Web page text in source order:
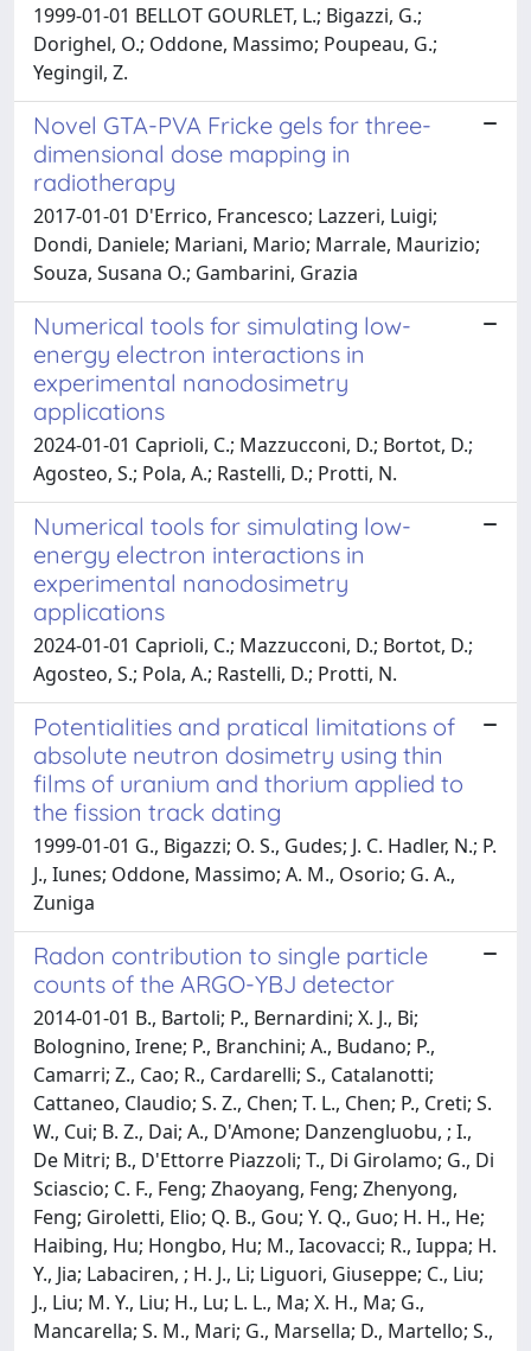
1999-01-01 BELLOT GOURLET, L.; Bigazzi, G.;
Dorighel, O.; Oddone, Massimo; Poupeau, G.;
Yegingil, Z.
Novel GTA-PVA Fricke gels for three-
dimensional dose mapping in
radiotherapy
2017-01-01 D'Errico, Francesco; Lazzeri, Luigi;
Dondi, Daniele; Mariani, Mario; Marrale, Maurizio;
Souza, Susana O.; Gambarini, Grazia
Numerical tools for simulating low-
energy electron interactions in
experimental nanodosimetry
applications
2024-01-01 Caprioli, C.; Mazzucconi, D.; Bortot, D.;
Agosteo, S.; Pola, A.; Rastelli, D.; Protti, N.
Numerical tools for simulating low-
energy electron interactions in
experimental nanodosimetry
applications
2024-01-01 Caprioli, C.; Mazzucconi, D.; Bortot, D.;
Agosteo, S.; Pola, A.; Rastelli, D.; Protti, N.
Potentialities and pratical limitations of
absolute neutron dosimetry using thin
films of uranium and thorium applied to
the fission track dating
1999-01-01 G., Bigazzi; O. S., Gudes; J. C. Hadler, N.; P.
J., Iunes; Oddone, Massimo; A. M., Osorio; G. A.,
Zuniga
Radon contribution to single particle
counts of the ARGO-YBJ detector
2014-01-01 B., Bartoli; P., Bernardini; X. J., Bi;
Bolognino, Irene; P., Branchini; A., Budano; P.,
Camarri; Z., Cao; R., Cardarelli; S., Catalanotti;
Cattaneo, Claudio; S. Z., Chen; T. L., Chen; P., Creti; S.
W., Cui; B. Z., Dai; A., D'Amone; Danzengluobu, ; I.,
De Mitri; B., D'Ettorre Piazzoli; T., Di Girolamo; G., Di
Sciascio; C. F., Feng; Zhaoyang, Feng; Zhenyong,
Feng; Giroletti, Elio; Q. B., Gou; Y. Q., Guo; H. H., He;
Haibing, Hu; Hongbo, Hu; M., Iacovacci; R., Iuppa; H.
Y., Jia; Labaciren, ; H. J., Li; Liguori, Giuseppe; C., Liu;
J., Liu; M. Y., Liu; H., Lu; L. L., Ma; X. H., Ma; G.,
Mancarella; S. M., Mari; G., Marsella; D., Martello; S.,